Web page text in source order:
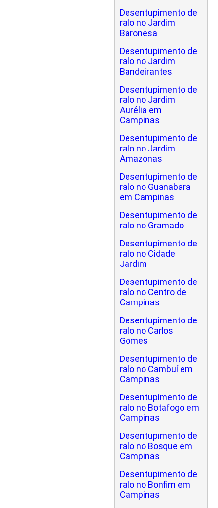
Desentupimento de
ralo no Jardim
Baronesa
Desentupimento de
ralo no Jardim
Bandeirantes
Desentupimento de
ralo no Jardim
Aurélia em
Campinas
Desentupimento de
ralo no Jardim
Amazonas
Desentupimento de
ralo no Guanabara
em Campinas
Desentupimento de
ralo no Gramado
Desentupimento de
ralo no Cidade
Jardim
Desentupimento de
ralo no Centro de
Campinas
Desentupimento de
ralo no Carlos
Gomes
Desentupimento de
ralo no Cambuí em
Campinas
Desentupimento de
ralo no Botafogo em
Campinas
Desentupimento de
ralo no Bosque em
Campinas
Desentupimento de
ralo no Bonfim em
Campinas